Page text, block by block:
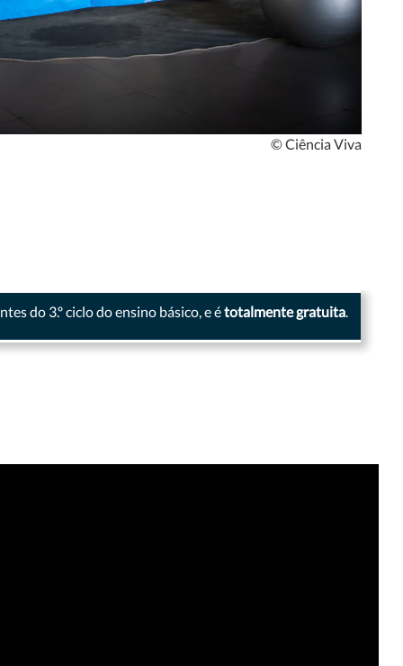
© Ciência Viva
do 3.º ciclo do ensino básico, e étotalmente gratuita.